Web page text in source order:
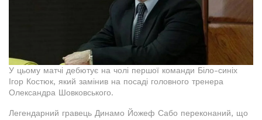
У цьому матчі дебютує на чолі першої команди Біло-синіх
Ігор Костюк, який замінив на посаді головного тренера
Олександра Шовковського.
Легендарний гравець Динамо Йожеф Сабо переконаний, що